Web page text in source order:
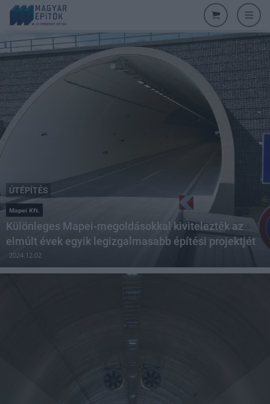
ÚTÉPÍTÉS
Mapei Kft.
Különleges Mapei-megoldásokkal kivitelezték az
elmúlt évek egyik legizgalmasabb építési projektjét
2024.12.02